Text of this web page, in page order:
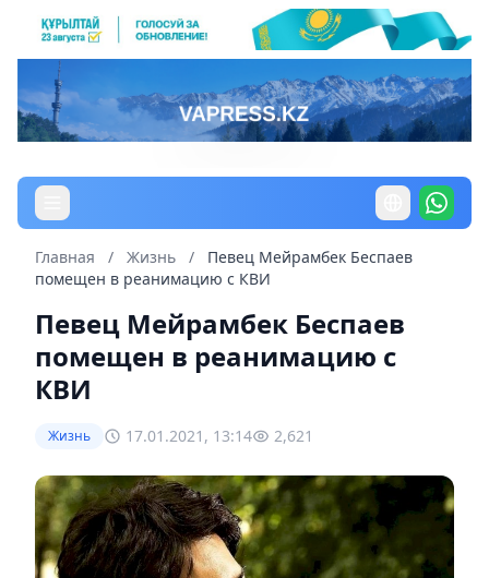
Главная / Жизнь /
Певец Мейрамбек Беспаев
помещен в реанимацию с КВИ
Певец Мейрамбек Беспаев
помещен в реанимацию с
КВИ
Жизнь 17.01.2021, 13:14 2,621